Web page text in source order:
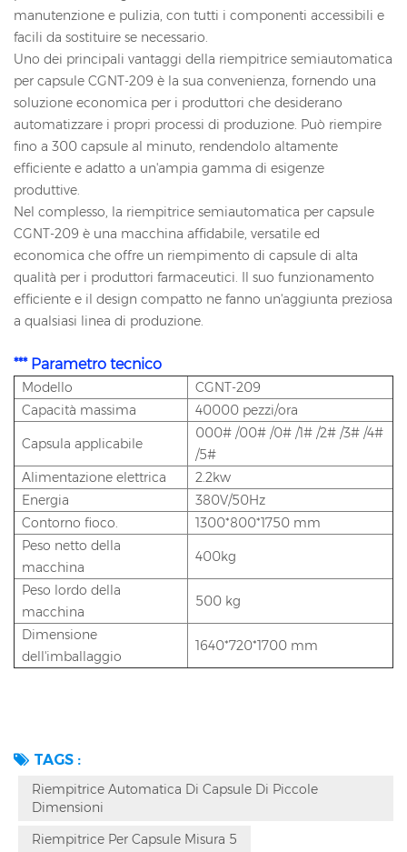
manutenzione e pulizia, con tutti i componenti accessibili e
facili da sostituire se necessario.
Uno dei principali vantaggi della riempitrice semiautomatica
per capsule CGNT-209 è la sua convenienza, fornendo una
soluzione economica per i produttori che desiderano
automatizzare i propri processi di produzione. Può riempire
fino a 300 capsule al minuto, rendendolo altamente
efficiente e adatto a un'ampia gamma di esigenze
produttive.
Nel complesso, la riempitrice semiautomatica per capsule
CGNT-209 è una macchina affidabile, versatile ed
economica che offre un riempimento di capsule di alta
qualità per i produttori farmaceutici. Il suo funzionamento
efficiente e il design compatto ne fanno un'aggiunta preziosa
a qualsiasi linea di produzione.
*** Parametro tecnico
Modello
CGNT-209
Capacità massima
40000 pezzi/ora
Capsula applicabile
000# /00# /0# /1# /2# /3# /4#
/5#
Alimentazione elettrica
2.2kw
Energia
380V/50Hz
Contorno fioco.
1300*800*1750 mm
Peso netto della
macchina
400kg
Peso lordo della
macchina
500 kg
Dimensione
dell'imballaggio
1640*720*1700 mm
TAGS :
Riempitrice Automatica Di Capsule Di Piccole
Dimensioni
Riempitrice Per Capsule Misura 5